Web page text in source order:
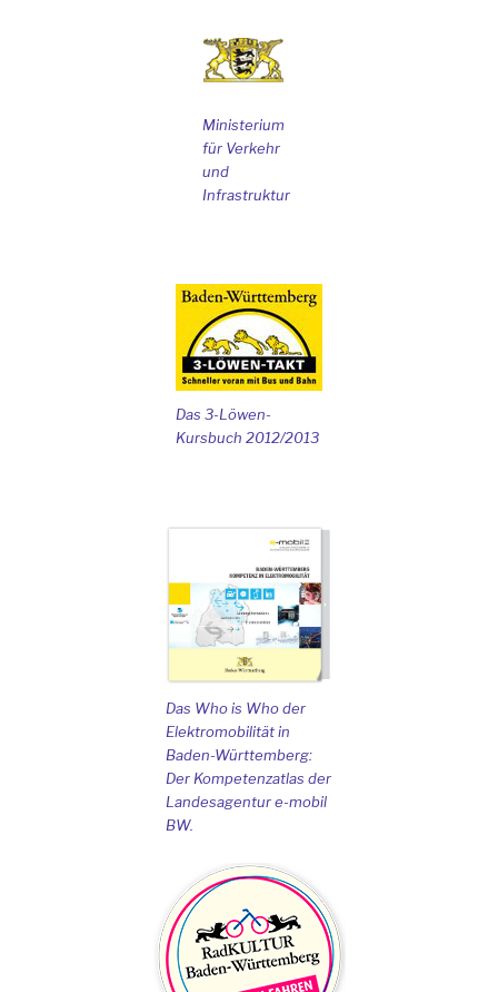
Ministerium
für Verkehr
und
Infrastruktur
Das 3-Löwen-
Kursbuch 2012/2013
Das Who is Who der
Elektromobilität in
Baden-Württemberg:
Der Kompetenzatlas der
Landesagentur e-mobil
BW.